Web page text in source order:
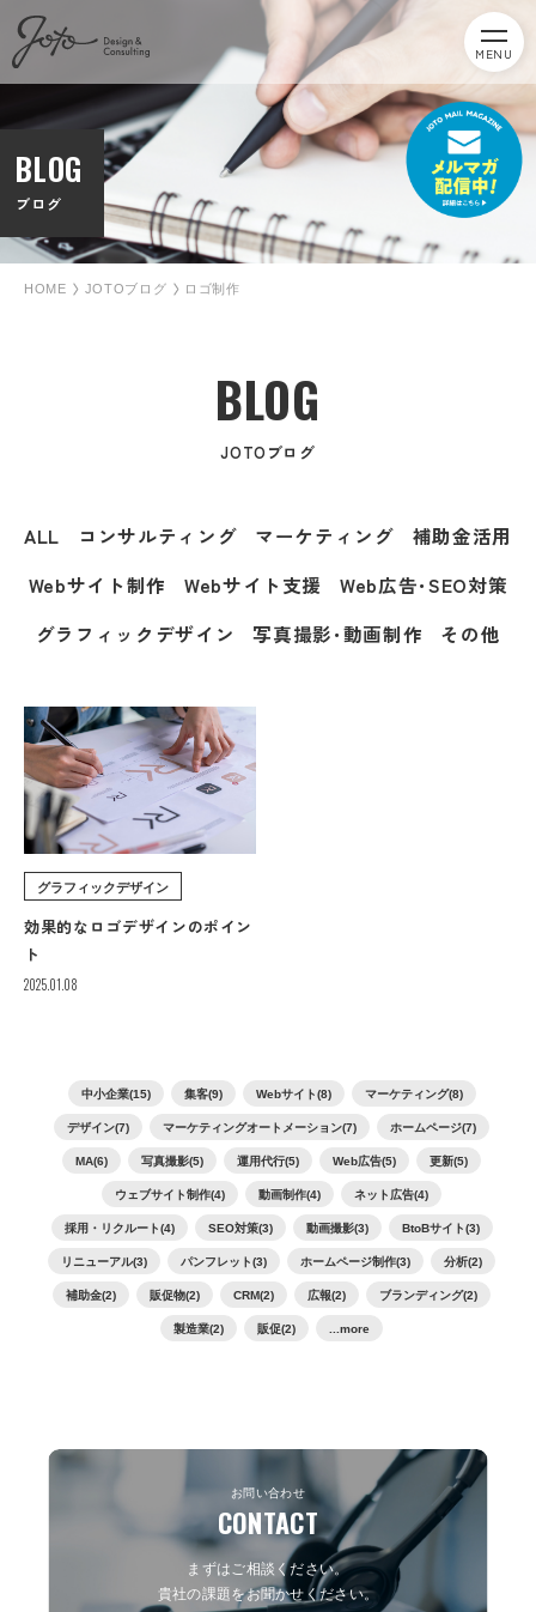
MENU
BLOG
ブログ
HOME JOTOブログ ロゴ制作
BLOG
JOTOブログ
ALL コンサルティング マーケティング
補助金活用
Webサイト制作
Webサイト支援
Web広告･SEO対策
グラフィックデザイン
写真撮影･動画制作 その他
グラフィックデザイン
効果的なロゴデザインのポイン
ト
2025.01.08
中小企業(15) 集客(9) Webサイト(8) マーケティング(8)
デザイン(7) マーケティングオートメーション(7) ホームページ(7)
MA(6) 写真撮影(5) 運用代行(5) Web広告(5) 更新(5)
ウェブサイト制作(4) 動画制作(4) ネット広告(4)
採用・リクルート(4) SEO対策(3) 動画撮影(3) BtoBサイト(3)
リニューアル(3) パンフレット(3) ホームページ制作(3) 分析(2)
補助金(2) 販促物(2) CRM(2) 広報(2) ブランディング(2)
製造業(2) 販促(2) ...more
お問い合わせ
CONTACT
まずはご相談ください。
貴社の課題をお聞かせください。